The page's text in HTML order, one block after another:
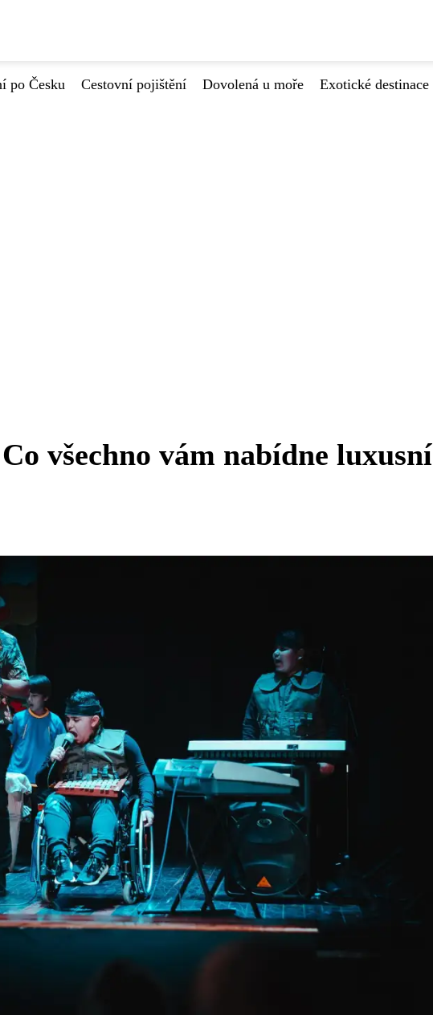
po Česku Cestovní pojištění Dovolená u moře Exotické destinace
všechno vám nabídne luxusní